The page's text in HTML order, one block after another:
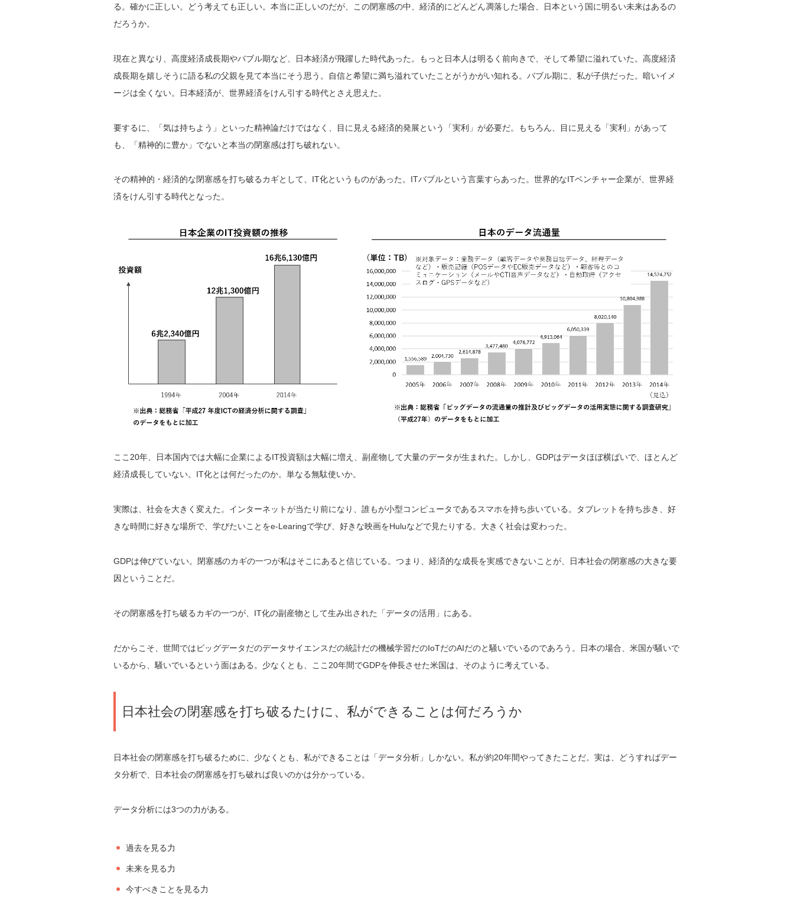
る。確かに正しい。どう考えても正しい。本当に正しいのだが、この閉塞感の中、経済的にどんどん凋落した場合、日本という国に明るい未来はあるの
だろうか。
現在と異なり、高度経済成長期やバブル期など、日本経済が飛躍した時代あった。もっと日本人は明るく前向きで、そして希望に溢れていた。高度経済
成長期を嬉しそうに語る私の父親を見て本当にそう思う。自信と希望に満ち溢れていたことがうかがい知れる。バブル期に、私が子供だった。暗いイメ
ージは全くない。日本経済が、世界経済をけん引する時代とさえ思えた。
要するに、「気は持ちよう」といった精神論だけではなく、目に見える経済的発展という「実利」が必要だ。もちろん、目に見える「実利」があって
も、「精神的に豊か」でないと本当の閉塞感は打ち破れない。
その精神的・経済的な閉塞感を打ち破るカギとして、IT化というものがあった。ITバブルという言葉すらあった。世界的なITベンチャー企業が、世界経
済をけん引する時代となった。
ここ20年、日本国内では大幅に企業によるIT投資額は大幅に増え、副産物して大量のデータが生まれた。しかし、GDPはデータほぼ横ばいで、ほとんど
経済成長していない。IT化とは何だったのか。単なる無駄使いか。
実際は、社会を大きく変えた。インターネットが当たり前になり、誰もが小型コンピュータであるスマホを持ち歩いている。タブレットを持ち歩き、好
きな時間に好きな場所で、学びたいことをe-Learingで学び、好きな映画をHuluなどで見たりする。大きく社会は変わった。
GDPは伸びていない。閉塞感のカギの一つが私はそこにあると信じている。つまり、経済的な成長を実感できないことが、日本社会の閉塞感の大きな要
因ということだ。
その閉塞感を打ち破るカギの一つが、IT化の副産物として生み出された「データの活用」にある。
だからこそ、世間ではビッグデータだのデータサイエンスだの統計だの機械学習だのIoTだのAIだのと騒いでいるのであろう。日本の場合、米国が騒いで
いるから、騒いでいるという面はある。少なくとも、ここ20年間でGDPを伸長させた米国は、そのように考えている。
日本社会の閉塞感を打ち破るたけに、私ができることは何だろうか
日本社会の閉塞感を打ち破るために、少なくとも、私ができることは「データ分析」しかない。私が約20年間やってきたことだ。実は、どうすればデー
タ分析で、日本社会の閉塞感を打ち破れば良いのかは分かっている。
データ分析には3つの力がある。
過去を見る力
未来を見る力
今すべきことを見る力